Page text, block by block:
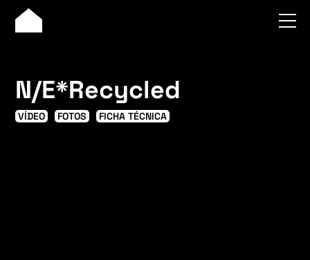
N/E*Recycled
VÍDEO FOTOS FICHA TÉCNICA